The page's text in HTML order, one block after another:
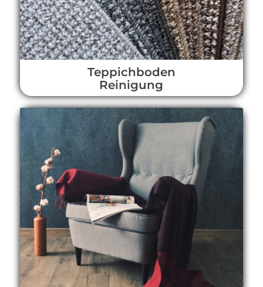
Teppichboden
Reinigung